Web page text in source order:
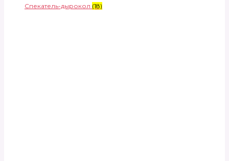
Спекатель-дырокол (18)